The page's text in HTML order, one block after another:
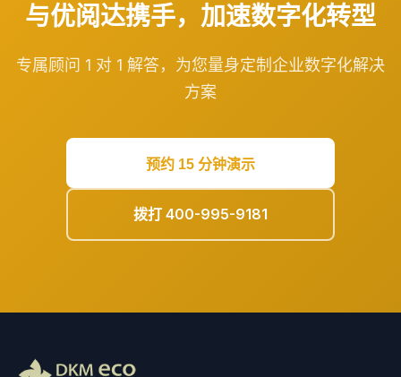
与优阅达携手，加速数字化转型
专属顾问 1 对 1 解答，为您量身定制企业数字化解决
方案
预约 15 分钟演示
拨打 400-995-9181